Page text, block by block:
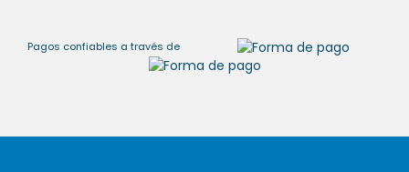
Pagos confiables a través de